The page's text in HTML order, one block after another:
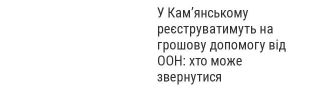
У Кам’янському
реєструватимуть на
грошову допомогу від
ООН: хто може
звернутися